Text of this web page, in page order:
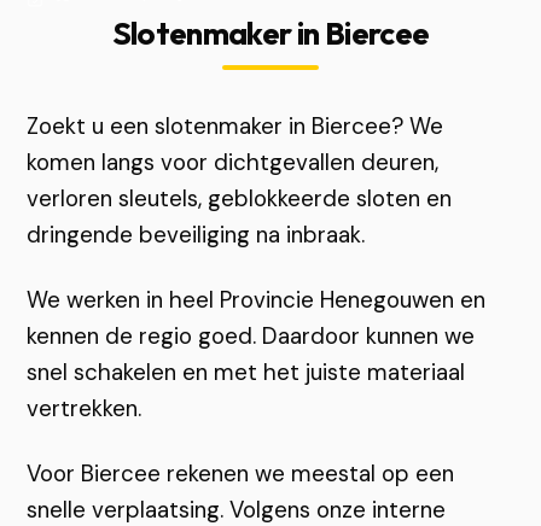
Slotenmaker in Biercee
Zoekt u een slotenmaker in Biercee? We
komen langs voor dichtgevallen deuren,
verloren sleutels, geblokkeerde sloten en
dringende beveiliging na inbraak.
We werken in heel Provincie Henegouwen en
kennen de regio goed. Daardoor kunnen we
snel schakelen en met het juiste materiaal
vertrekken.
Voor Biercee rekenen we meestal op een
snelle verplaatsing. Volgens onze interne